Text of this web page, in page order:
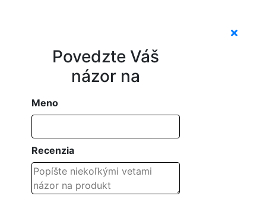
Povedzte Váš
názor na
Meno
Recenzia